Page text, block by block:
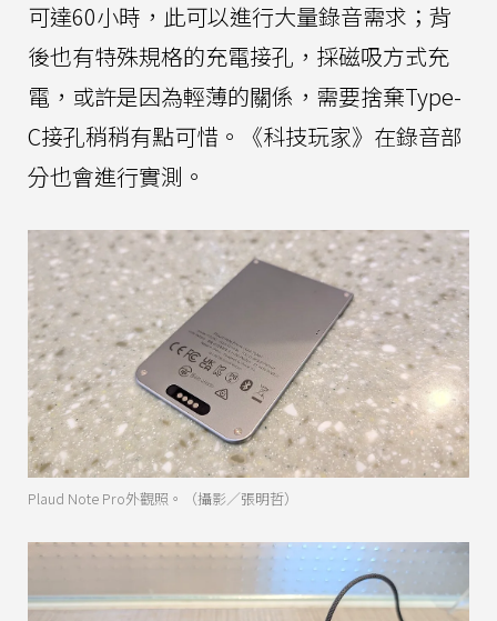
可達60小時，此可以進行大量錄音需求；背
後也有特殊規格的充電接孔，採磁吸方式充
電，或許是因為輕薄的關係，需要捨棄Type-
C接孔稍稍有點可惜。《科技玩家》在錄音部
分也會進行實測。
Plaud Note Pro外觀照。（攝影／張明哲）